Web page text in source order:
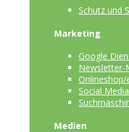
Schutz und
Marketing
Google
Newsletter-
Social Media
Medien